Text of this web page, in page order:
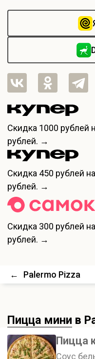
Скидка 1000 рублей
рублей. →
Скидка 450 рублей
рублей. →
Скидка 300 рублей
рублей. →
← Palermo Pizza
Пицца мини в
Пицца
Соус